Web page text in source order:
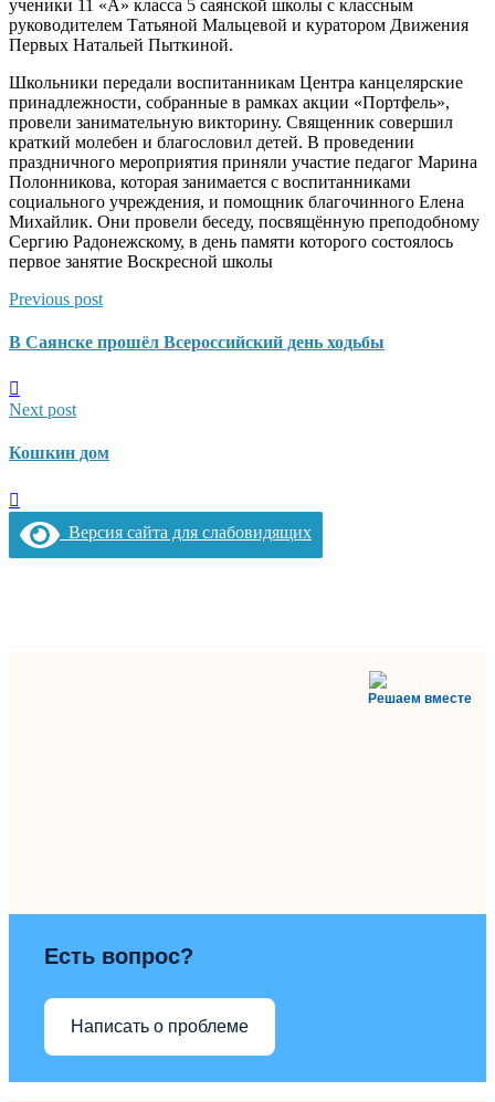
ученики 11 «А» класса 5 саянской школы с классным
руководителем Татьяной Мальцевой и куратором Движения
Первых Натальей Пыткиной.
Школьники передали воспитанникам Центра канцелярские
принадлежности, собранные в рамках акции «Портфель»,
провели занимательную викторину. Священник совершил
краткий молебен и благословил детей. В проведении
праздничного мероприятия приняли участие педагог Марина
Полонникова, которая занимается с воспитанниками
социального учреждения, и помощник благочинного Елена
Михайлик. Они провели беседу, посвящённую преподобному
Сергию Радонежскому, в день памяти которого состоялось
первое занятие Воскресной школы
Previous post
В Саянске прошёл Всероссийский день ходьбы
Next post
Кошкин дом
Версия сайта для слабовидящих
Решаем вместе
Есть вопрос?
Написать о проблеме